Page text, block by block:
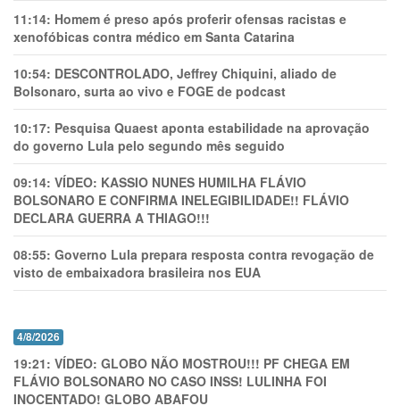
11:14: Homem é preso após proferir ofensas racistas e
xenofóbicas contra médico em Santa Catarina
10:54: DESCONTROLADO, Jeffrey Chiquini, aliado de
Bolsonaro, surta ao vivo e FOGE de podcast
10:17: Pesquisa Quaest aponta estabilidade na aprovação
do governo Lula pelo segundo mês seguido
09:14: VÍDEO: KASSIO NUNES HUMlLHA FLÁVIO
BOLSONARO E CONFIRMA INELEGIBILIDADE!! FLÁVIO
DECLARA GUERRA A THIAGO!!!
08:55: Governo Lula prepara resposta contra revogação de
visto de embaixadora brasileira nos EUA
4/8/2026
19:21: VÍDEO: GLOBO NÃO MOSTROU!!! PF CHEGA EM
FLÁVIO BOLSONARO NO CASO INSS! LULINHA FOI
INOCENTADO! GLOBO ABAFOU